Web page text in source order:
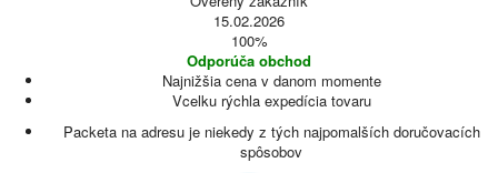
15.02.2026
100%
Odporúča obchod
Najnižšia cena v danom momente
Vcelku rýchla expedícia tovaru
Packeta na adresu je niekedy z tých najpomalších doručovacích
spôsobov